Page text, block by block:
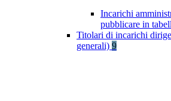
Incarichi
pubblicare in
Titolari di incarichi
generali) 9